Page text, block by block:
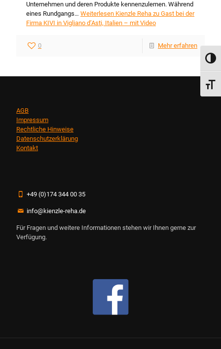
Unternehmen und deren Produkte kennenzulernen. Während
eines Rundgangs… Weiterlesen Kienzle Reha zu Gast bei der
Firma KIVI in Vigliano d’Asti, Italien – mit Video
0 Mehr erfahren
AGB
Impressum
Rechtliche Hinweise
Datenschutzerklärung
Kontakt
+49 (0)174 344 00 35
info@kienzle-reha.de
Für Fragen und weitere Informationen stehen wir Ihnen gerne zur
Verfügung.